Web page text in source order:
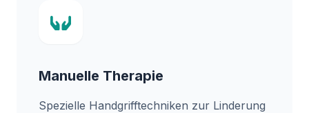
Manuelle Therapie
Spezielle Handgrifftechniken zur Linderung